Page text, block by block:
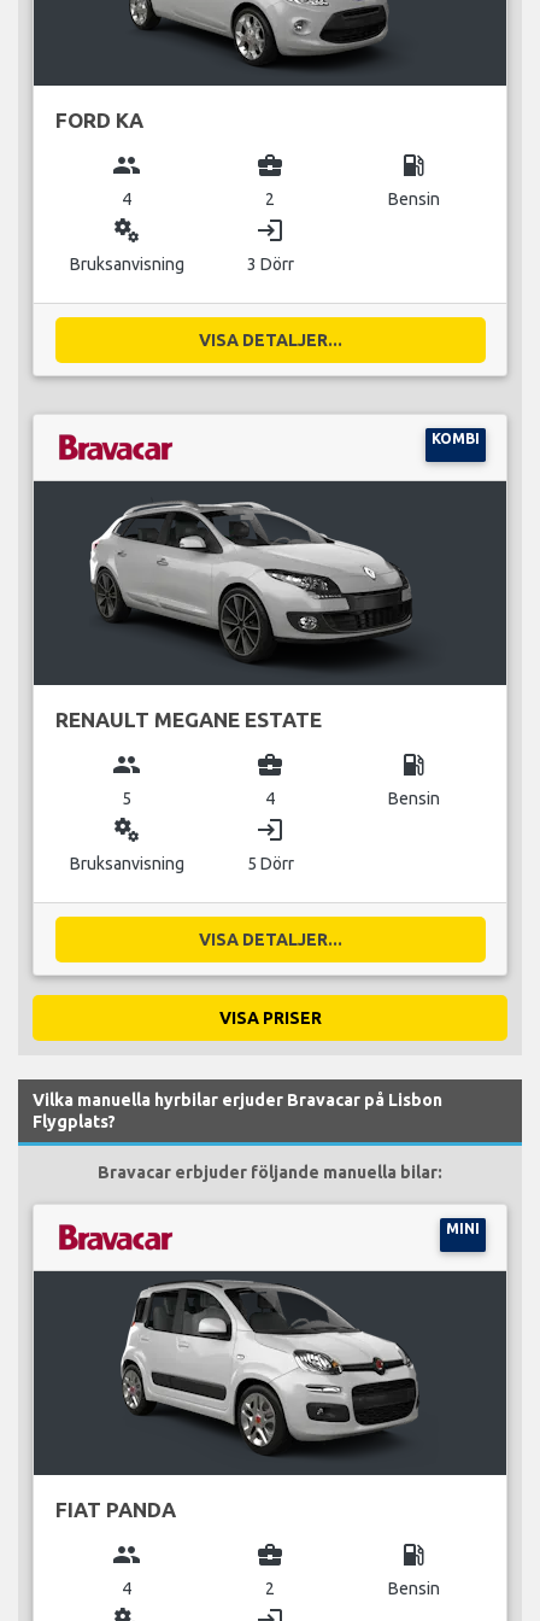
FORD KA
group
4
business_center
2
local_gas_station
Bensin
miscellaneous_services
Bruksanvisning
login
3 Dörr
VISA DETALJER...
KOMBI
RENAULT MEGANE ESTATE
group
5
business_center
4
local_gas_station
Bensin
miscellaneous_services
Bruksanvisning
login
5 Dörr
VISA DETALJER...
VISA PRISER
Vilka manuella hyrbilar erjuder Bravacar på Lisbon
Flygplats?
Bravacar erbjuder följande manuella bilar:
MINI
FIAT PANDA
group
4
business_center
2
local_gas_station
Bensin